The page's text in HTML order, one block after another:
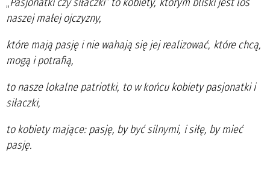
naszej małej ojczyzny,
które mają pasję i nie wahają się jej realizować, które chcą,
mogą i potrafią,
to nasze lokalne patriotki, to w końcu kobiety pasjonatki i
siłaczki,
to kobiety mające: pasję, by być silnymi, i siłę, by mieć
pasję.